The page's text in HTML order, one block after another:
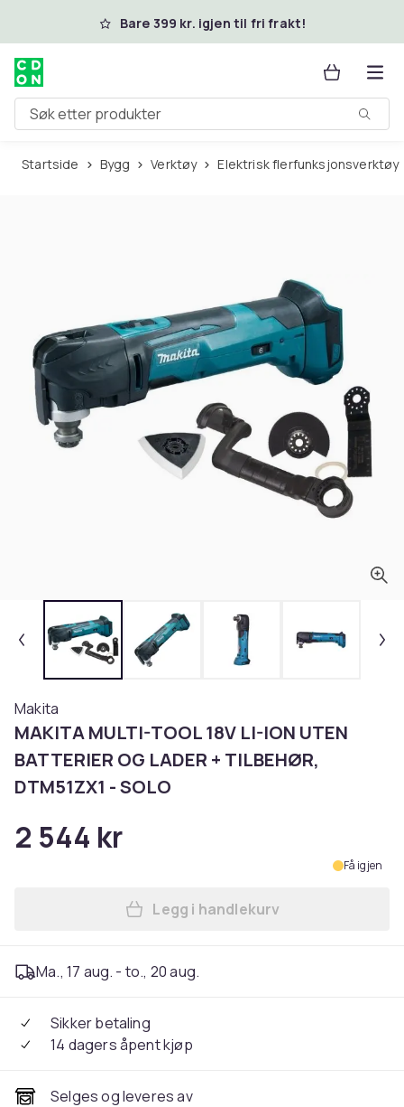
Hopp til hovedinnholdBare 399 kr. igjen til fri frakt!
Søk etter produkter
Startside Bygg Verktøy Elektrisk flerfunksjonsverktøy
Makita
MAKITA MULTI-TOOL 18V LI-ION UTEN
BATTERIER OG LADER + TILBEHØR,
DTM51ZX1 - SOLO
2 544 kr
Få igjen
Legg MAKITA MULTI-TOOL
Legg i handlekurv
Ma., 17 aug. - to., 20 aug.
Sikker betaling
14 dagers åpent kjøp
Selges og leveres av